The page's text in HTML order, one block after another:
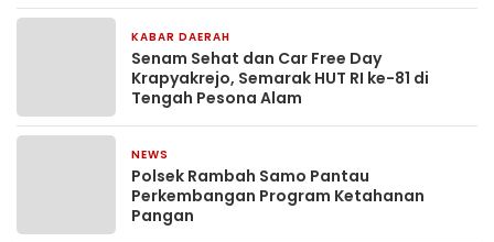
KABAR DAERAH
Senam Sehat dan Car Free Day
Krapyakrejo, Semarak HUT RI ke-81 di
Tengah Pesona Alam
NEWS
Polsek Rambah Samo Pantau
Perkembangan Program Ketahanan
Pangan